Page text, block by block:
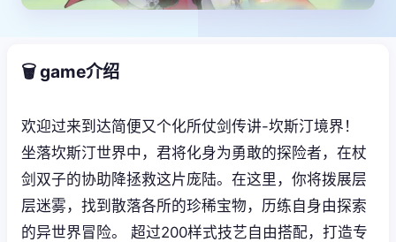
🗑️ game介绍
欢迎过来到达简便又个化所仗剑传讲-坎斯汀境界！
坐落坎斯汀世界中，君将化身为勇敢的探险者，在杖
剑双子的协助降拯救这片庞陆。在这里，你将拨展层
层迷雾，找到散落各所的珍稀宝物，历练自身由探索
的异世界冒险。 超过200样式技艺自由搭配，打造专